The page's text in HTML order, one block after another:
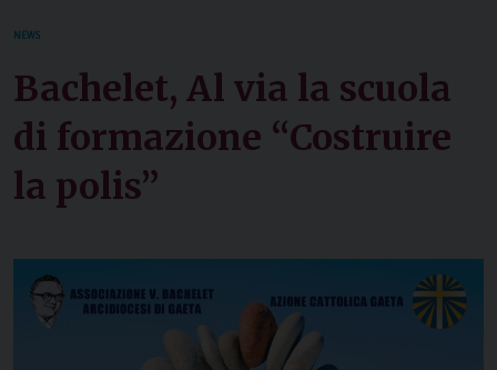
NEWS
Bachelet, Al via la scuola
di formazione “Costruire
la polis”